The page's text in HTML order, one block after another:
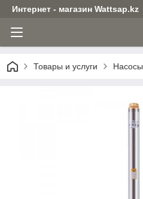
Интернет - магазин Wattsap.kz
Товары и услуги Насосы